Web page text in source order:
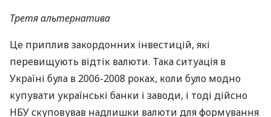
Третя альтернатива
Це приплив закордонних інвестицій, які
перевищують відтік валюти. Така ситуація в
Україні була в 2006-2008 роках, коли було модно
купувати українські банки і заводи, і тоді дійсно
НБУскуповував надлишки валюти для формування